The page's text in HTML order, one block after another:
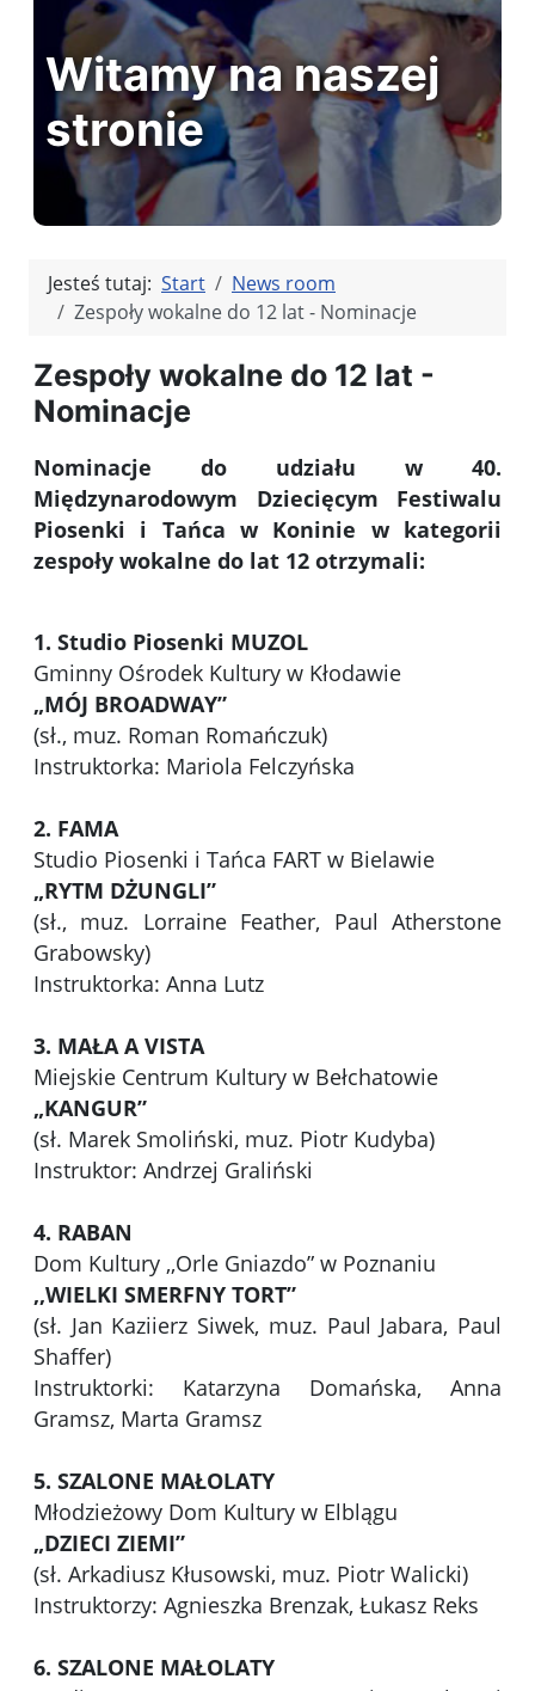
Witamy na naszej
stronie
Jesteś tutaj: Start
News room
Zespoły wokalne do 12 lat - Nominacje
Zespoły wokalne do 12 lat -
Nominacje
Nominacje do udziału w 40.
Międzynarodowym Dziecięcym Festiwalu
Piosenki i Tańca w Koninie w kategorii
zespoły wokalne do lat 12 otrzymali:
1. Studio Piosenki MUZOL
Gminny Ośrodek Kultury w Kłodawie
„MÓJ BROADWAY”
(sł., muz. Roman Romańczuk)
Instruktorka: Mariola Felczyńska
2. FAMA
Studio Piosenki i Tańca FART w Bielawie
„RYTM DŻUNGLI”
(sł., muz. Lorraine Feather, Paul Atherstone
Grabowsky)
Instruktorka: Anna Lutz
3. MAŁA A VISTA
Miejskie Centrum Kultury w Bełchatowie
„KANGUR”
(sł. Marek Smoliński, muz. Piotr Kudyba)
Instruktor: Andrzej Graliński
4. RABAN
Dom Kultury ,,Orle Gniazdo” w Poznaniu
,,WIELKI SMERFNY TORT”
(sł. Jan Kaziierz Siwek, muz. Paul Jabara, Paul
Shaffer)
Instruktorki: Katarzyna Domańska, Anna
Gramsz, Marta Gramsz
5. SZALONE MAŁOLATY
Młodzieżowy Dom Kultury w Elblągu
„DZIECI ZIEMI”
(sł. Arkadiusz Kłusowski, muz. Piotr Walicki)
Instruktorzy: Agnieszka Brenzak, Łukasz Reks
6. SZALONE MAŁOLATY